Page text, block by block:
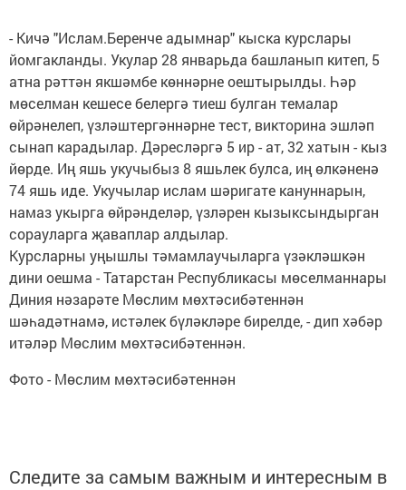
- Кичә "Ислам.Беренче адымнар" кыска курслары
йомгакланды. Укулар 28 январьда башланып китеп, 5
атна рәттән якшәмбе көннәрне оештырылды. Һәр
мөселман кешесе белергә тиеш булган темалар
өйрәнелеп, үзләштергәннәрне тест, викторина эшләп
сынап карадылар. Дәресләргә 5 ир - ат, 32 хатын - кыз
йөрде. Иң яшь укучыбыз 8 яшьлек булса, иң өлкәненә
74 яшь иде. Укучылар ислам шәригате кануннарын,
намаз укырга өйрәнделәр, үзләрен кызыксындырган
сорауларга җаваплар алдылар.
Курсларны уңышлы тәмамлаучыларга үзәкләшкән
дини оешма - Татарстан Республикасы мөселманнары
Диния нәзарәте Мөслим мөхтәсибәтеннән
шәһадәтнамә, истәлек бүләкләре бирелде, - дип хәбәр
итәләр Мөслим мөхтәсибәтеннән.
Фото - Мөслим мөхтәсибәтеннән
Следите за самым важным и интересным в